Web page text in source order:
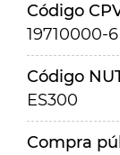
Código
19710000-6
Código
ES300
Compra